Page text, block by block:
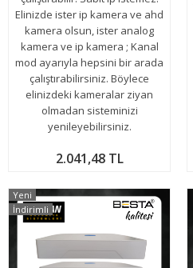
Elinizde ister ip kamera ve ahd
kamera olsun, ister analog
kamera ve ip kamera ; Kanal
mod ayarıyla hepsini bir arada
çalıştırabilirsiniz. Böylece
elinizdeki kameralar ziyan
olmadan sisteminizi
yenileyebilirsiniz.
2.041,48 TL
Yeni
İndirimli